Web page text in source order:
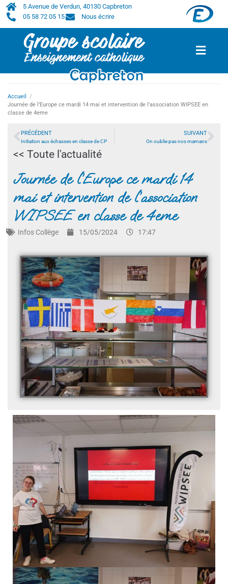
5 Avenue de Verdun, 40130 Capbreton
05 58 72 05 15
Nous écrire
Accueil
/
Journée de l’Europe ce mardi 14 mai et intervention de l’association WIPSEE en
classe de 4eme
PRÉCÉDENT
Initiation aux échasses en classe de CP
SUIVANT
On oublie pas nos mamans
<< Toute l'actualité
Journée de l’Europe ce mardi 14
mai et intervention de l’association
WIPSEE en classe de 4eme
Infos Collège 15/05/2024 17:47